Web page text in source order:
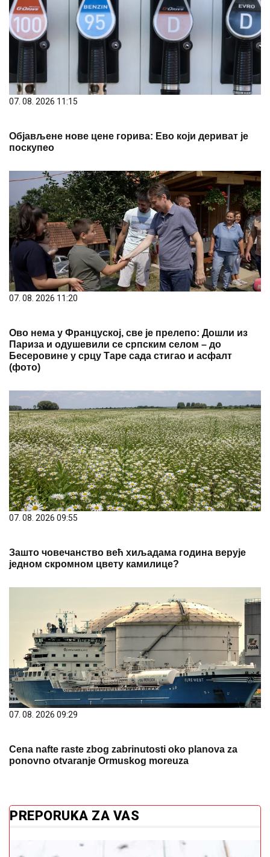
07. 08. 2026 11:15
Објављене нове цене горива: Ево који дериват је
поскупео
07. 08. 2026 11:20
Ово нема у Француској, све је прелепо: Дошли из
Париза и одушевили се српским селом – до
Бесеровине у срцу Таре сада стигао и асфалт
(фото)
07. 08. 2026 09:55
Зашто човечанство већ хиљадама година верује
једном скромном цвету камилице?
07. 08. 2026 09:29
Cena nafte raste zbog zabrinutosti oko planova za
ponovno otvaranje Ormuskog moreuza
PREPORUKA ZA VAS